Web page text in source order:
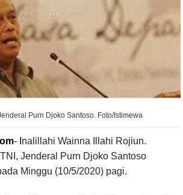
Purn Djoko Santoso. Foto/Istimewa
- I nalillahi Wainna Illahi Rojiun.
Jenderal Purn Djoko Santoso
Minggu (10/5/2020) pagi.